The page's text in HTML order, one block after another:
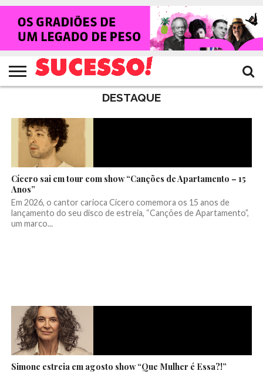
HOME
NOTÍCIAS
SHOWS
ENTREVISTAS
CLIQUES
RANKING
CROWLEY
TV
SUCESSO!
REVISTA
SUCESSO!
DESTAQUE
Cícero sai em tour com show “Canções de Apartamento – 15
Anos”
Em 2026, o cantor carioca Cícero comemora os 15 anos de
lançamento do seu disco de estreia, “Canções de Apartamento”,
um marco...
Simone estreia em agosto show “Que Mulher é Essa?!”